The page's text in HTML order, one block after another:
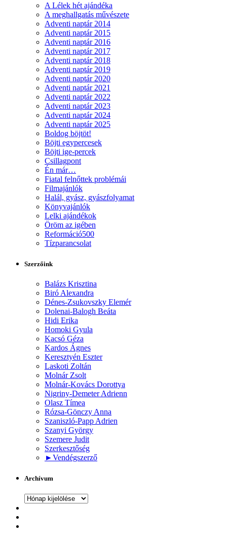
A Lélek hét ajándéka
A meghallgatás művészete
Adventi naptár 2014
Adventi naptár 2015
Adventi naptár 2016
Adventi naptár 2017
Adventi naptár 2018
Adventi naptár 2019
Adventi naptár 2020
Adventi naptár 2021
Adventi naptár 2022
Adventi naptár 2023
Adventi naptár 2024
Adventi naptár 2025
Boldog böjtöt!
Böjti egypercesek
Böjti ige-percek
Csillagpont
Én már…
Fiatal felnőttek problémái
Filmajánlók
Halál, gyász, gyászfolyamat
Könyvajánlók
Lelki ajándékok
Öröm az igében
Reformáció500
Tízparancsolat
Szerzőink
Balázs Krisztina
Biró Alexandra
Dénes-Zsukovszky Elemér
Dolenai-Balogh Beáta
Hidi Erika
Homoki Gyula
Kacsó Géza
Kardos Ágnes
Keresztyén Eszter
Laskoti Zoltán
Molnár Zsolt
Molnár-Kovács Dorottya
Nigriny-Demeter Adrienn
Olasz Tímea
Rózsa-Gönczy Anna
Szaniszló-Papp Adrien
Szanyi György
Szemere Judit
Szerkesztőség
►Vendégszerző
Archívum
Archívum